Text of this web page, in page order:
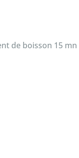
de boisson 15 mn